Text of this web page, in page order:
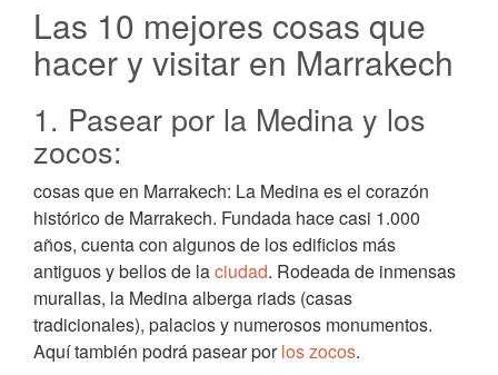
Las 10 mejores cosas que
hacer y visitar en Marrakech
1. Pasear por la Medina y los
zocos:
cosas que en Marrakech: La Medina es el corazón
histórico de Marrakech. Fundada hace casi 1.000
años, cuenta con algunos de los edificios más
antiguos y bellos de laciudad. Rodeada de inmensas
murallas, la Medina alberga riads (casas
tradicionales), palacios y numerosos monumentos.
Aquí también podrá pasear porlos zocos.